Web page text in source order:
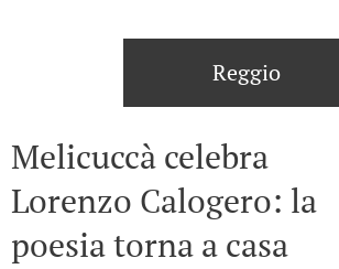
Reggio
Melicuccà celebra
Lorenzo Calogero: la
poesia torna a casa